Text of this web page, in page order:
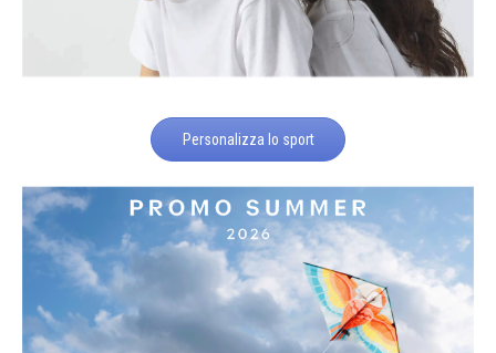
Personalizza lo sport